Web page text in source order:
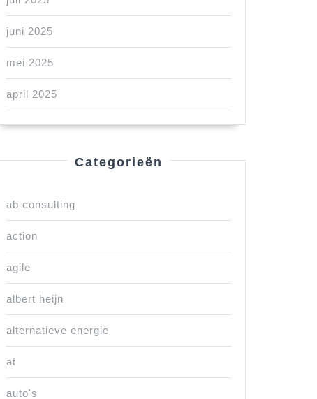
juni 2025
mei 2025
april 2025
Categorieën
ab consulting
action
agile
albert heijn
alternatieve energie
at
auto's